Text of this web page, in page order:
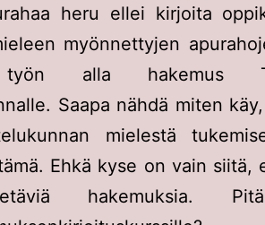
heru ellei kirjoita
myönnettyjen
alla hakemus
Saapa nähdä miten
mielestä
Ehkä kyse on vain siitä,
hakemuksia.